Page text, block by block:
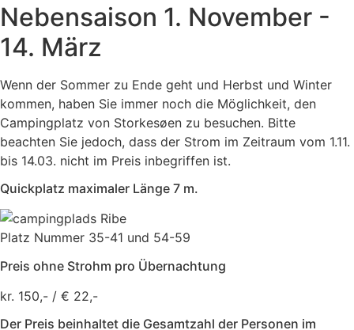
Nebensaison 1. November -
14. März
Wenn der Sommer zu Ende geht und Herbst und Winter
kommen, haben Sie immer noch die Möglichkeit, den
Campingplatz von Storkesøen zu besuchen. Bitte
beachten Sie jedoch, dass der Strom im Zeitraum vom 1.11.
bis 14.03. nicht im Preis inbegriffen ist.
Quickplatz maximaler Länge 7 m.
Platz Nummer 35-41 und 54-59
Preis ohne Strohm pro Übernachtung
kr. 150,- / € 22,-
Der Preis beinhaltet die Gesamtzahl der Personen im